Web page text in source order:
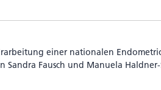
einer natio­nalen
Sandra Fausch und Manuela Haldner-